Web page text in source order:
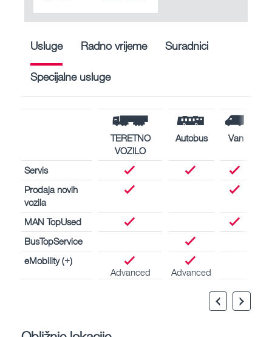
Usluge Radno vrijeme Suradnici
Specijalne usluge
TERETNO
VOZILO
Autobus Van
Servis
Prodaja novih
vozila
MAN TopUsed
BusTopService
eMobility (+)
Advanced
Advanced